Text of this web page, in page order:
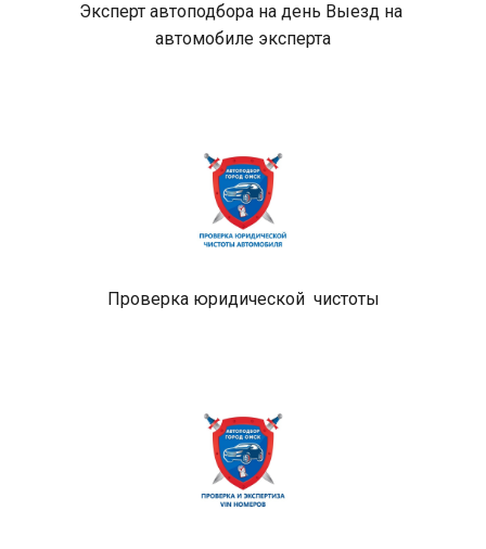
Эксперт автоподбора на день Выезд на
автомобиле эксперта
Проверка юридической  чистоты